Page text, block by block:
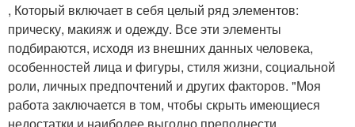
, Который включает в себя целый ряд элементов:
прическу, макияж и одежду. Все эти элементы
подбираются, исходя из внешних данных человека,
особенностей лица и фигуры, стиля жизни, социальной
роли, личных предпочтений и других факторов. "Моя
работа заключается в том, чтобы скрыть имеющиеся